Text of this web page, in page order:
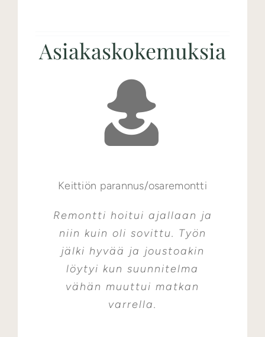
Asiakaskokemuksia
Rivitalohuoneiston
Siisti työnjälki. Remontti ei
häirinnyt normaalia
asumista. Urakoitsija
siivosi jälkensä päivittäin
ja kuunteli asukkaiden
Grillikatoksen rakentaminen
Erittäin hyvä, laadukas
työ, luotettava toimija.
Ojanen
Keittiön parannus/osaremontti
Remontti hoitui ajallaan ja
niin kuin oli sovittu. Työn
jälki hyvää ja joustoakin
löytyi kun suunnitelma
vähän muuttui matkan
varrella.
Ammattitaitoista ja
Ihmisenä helposti
lähestyttävä ja mukava
Vahva suositus!
Etula Facebook